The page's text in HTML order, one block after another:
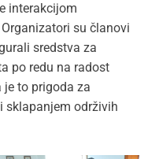
interakcijom
su članovi
sredstva za
po redu na radost
to prigoda za
sklapanjem održivih